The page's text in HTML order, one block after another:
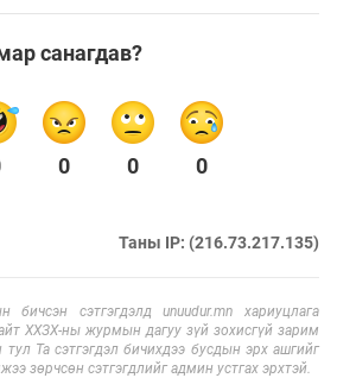
санагдав?
0 0 0
Таны IP: (216.73.217.135)
сэтгэгдэлд unuudur.mn хариуцлага
ХХЗХ-ны журмын дагуу зүй зохисгүй зарим
тул Та сэтгэгдэл бичихдээ бусдын эрх ашгийг
зөрчсөн сэтгэгдлийг админ устгах эрхтэй.